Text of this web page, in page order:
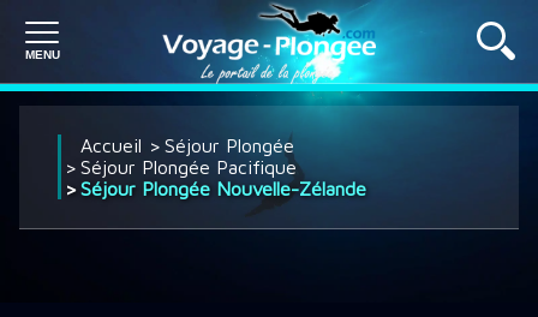
Accueil
Séjour Plongée
Séjour Plongée Pacifique
Séjour Plongée Nouvelle-Zélande